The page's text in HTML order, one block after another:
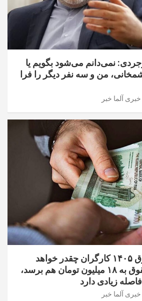
نمی‌دانم می‌شود بگویم یا
من و سه نفر دیگر را فرا
آلما خبر
درصد افزایش حقوق ۱۴۰۵ کارگران چقدر خواهد
بود؟/ گلپور: اگر حقوق به ۱۸ میلیون تومان هم برسد،
زیادی دارد
آلما خبر